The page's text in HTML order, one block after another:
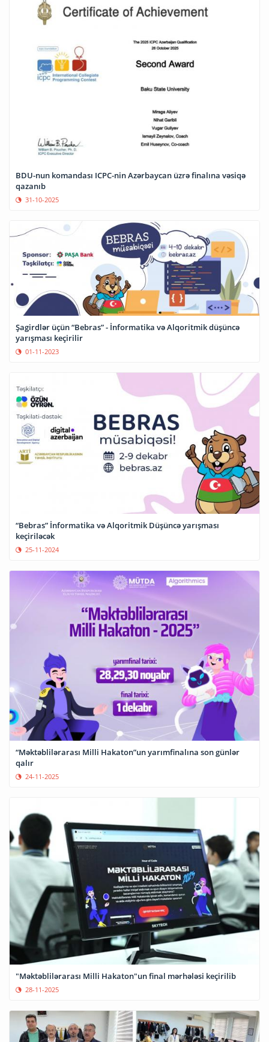
BDU-nun komandası ICPC-nin Azərbaycan üzrə finalına vəsiqə
qazanıb
31-10-2025
Şagirdlər üçün “Bebras” - İnformatika və Alqoritmik düşüncə
yarışması keçirilir
01-11-2023
“Bebras” İnformatika və Alqoritmik Düşüncə yarışması
keçiriləcək
25-11-2024
“Məktəblilərarası Milli Hakaton”un yarımfinalına son günlər
qalır
24-11-2025
"Məktəblilərarası Milli Hakaton"un final mərhələsi keçirilib
28-11-2025